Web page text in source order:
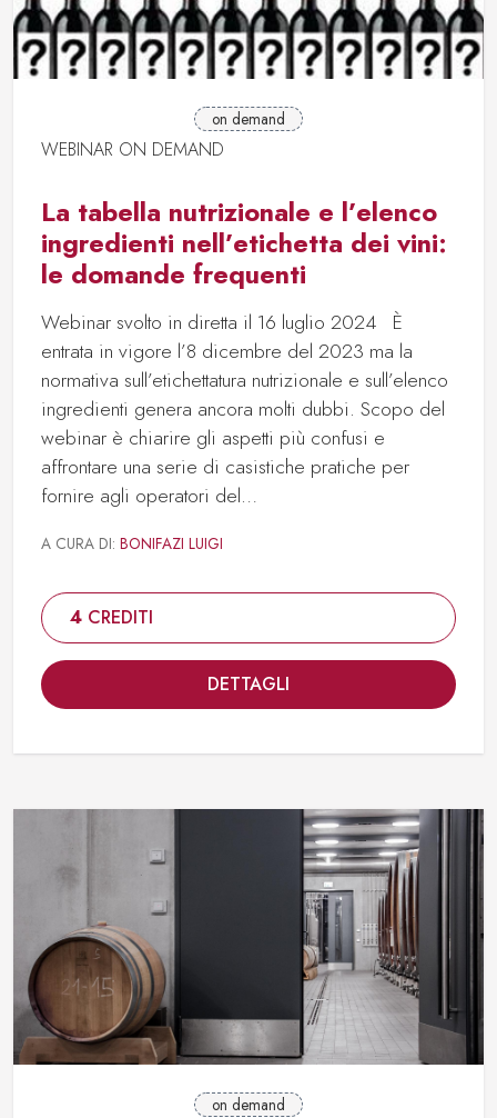
WEBINAR ON DEMAND
on demand
La tabella nutrizionale e l’elenco
ingredienti nell’etichetta dei vini:
le domande frequenti
Webinar svolto in diretta il 16 luglio 2024 È
entrata in vigore l’8 dicembre del 2023 ma la
normativa sull’etichettatura nutrizionale e sull’elenco
ingredienti genera ancora molti dubbi. Scopo del
webinar è chiarire gli aspetti più confusi e
affrontare una serie di casistiche pratiche per
fornire agli operatori del…
A CURA DI: BONIFAZI LUIGI
DETTAGLI
4 CREDITI
on demand